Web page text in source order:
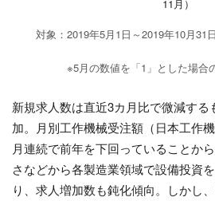
対象：2019年5月1日～2019年10月31
※5月の数値を「1」とした場合
新規求人数は直近3カ月比で微減する
加。月別工作機械受注額（日本工作
月連続で前年を下回っていることか
さなどから各製造業領域で設備投資
り、求人増加数も鈍化傾向。しかし